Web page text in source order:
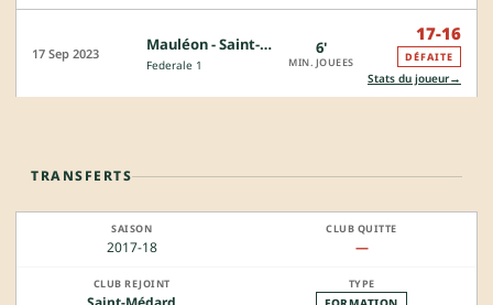
17 Sep 2023 Mauléon - Saint-Médard
Federale 1
6'
MIN. JOUEES
17-16
DÉFAITE
Stats du joueur→
TRANSFERTS
2017-18 —